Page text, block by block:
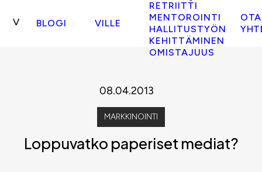
BLOGI VILLE
RETRIITTI
MENTOROINTI
HALLITUSTYÖN
KEHITTÄMINEN
OMISTAJUUS
OTA
08.04.2013
MARKKINOINTI
Loppuvatko paperiset mediat?